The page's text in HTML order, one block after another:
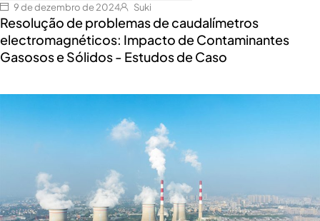
9 de dezembro de 2024 Suki
Resolução de problemas de caudalímetros
electromagnéticos: Impacto de Contaminantes
Gasosos e Sólidos - Estudos de Caso